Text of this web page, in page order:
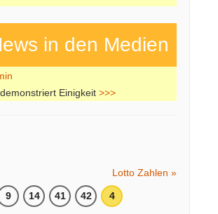
in den Medien
Einigkeit >>>
Lotto Zahlen »
9 14 41 42 4